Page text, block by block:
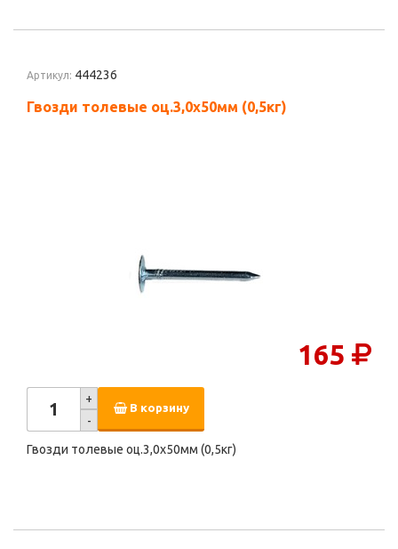
Артикул: 444236
Гвозди толевые оц.3,0х50мм (0,5кг)
165
+
-
В корзину
Гвозди толевые оц.3,0х50мм (0,5кг)